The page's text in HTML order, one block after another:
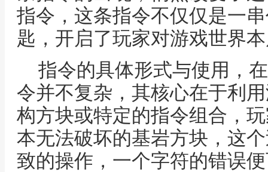
指令，这条指令不仅仅是一
匙，开启了玩家对游戏世界
指令的具体形式与使用，
令并不复杂，其核心在于利
构方块或特定的指令组合，
本无法破坏的基岩方块，这
致的操作，一个字符的错误